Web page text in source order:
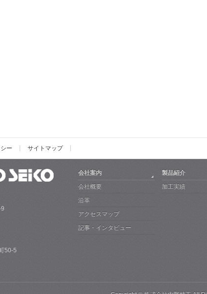
ー サイトマップ
50-5
会社案内
会社概要
沿革
アクセスマップ
記事・インタビュー
製品紹介
加工実績